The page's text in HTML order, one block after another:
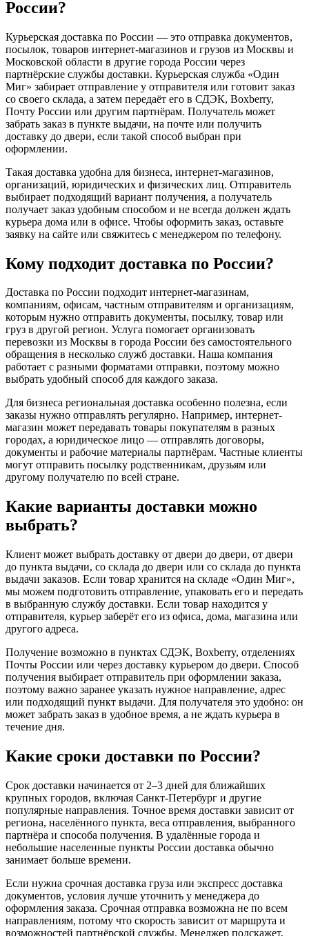
России?
Курьерская доставка по России — это отправка документов,
посылок, товаров интернет-магазинов и грузов из Москвы и
Московской области в другие города России через
партнёрские службы доставки. Курьерская служба «Один
Миг» забирает отправление у отправителя или готовит заказ
со своего склада, а затем передаёт его в СДЭК, Boxberry,
Почту России или другим партнёрам. Получатель может
забрать заказ в пункте выдачи, на почте или получить
доставку до двери, если такой способ выбран при
оформлении.
Такая доставка удобна для бизнеса, интернет-магазинов,
организаций, юридических и физических лиц. Отправитель
выбирает подходящий вариант получения, а получатель
получает заказ удобным способом и не всегда должен ждать
курьера дома или в офисе. Чтобы оформить заказ, оставьте
заявку на сайте или свяжитесь с менеджером по телефону.
Кому подходит доставка по России?
Доставка по России подходит интернет-магазинам,
компаниям, офисам, частным отправителям и организациям,
которым нужно отправить документы, посылку, товар или
груз в другой регион. Услуга помогает организовать
перевозки из Москвы в города России без самостоятельного
обращения в несколько служб доставки. Наша компания
работает с разными форматами отправки, поэтому можно
выбрать удобный способ для каждого заказа.
Для бизнеса региональная доставка особенно полезна, если
заказы нужно отправлять регулярно. Например, интернет-
магазин может передавать товары покупателям в разных
городах, а юридическое лицо — отправлять договоры,
документы и рабочие материалы партнёрам. Частные клиенты
могут отправить посылку родственникам, друзьям или
другому получателю по всей стране.
Какие варианты доставки можно
выбрать?
Клиент может выбрать доставку от двери до двери, от двери
до пункта выдачи, со склада до двери или со склада до пункта
выдачи заказов. Если товар хранится на складе «Один Миг»,
мы можем подготовить отправление, упаковать его и передать
в выбранную службу доставки. Если товар находится у
отправителя, курьер заберёт его из офиса, дома, магазина или
другого адреса.
Получение возможно в пунктах СДЭК, Boxberry, отделениях
Почты России или через доставку курьером до двери. Способ
получения выбирает отправитель при оформлении заказа,
поэтому важно заранее указать нужное направление, адрес
или подходящий пункт выдачи. Для получателя это удобно: он
может забрать заказ в удобное время, а не ждать курьера в
течение дня.
Какие сроки доставки по России?
Срок доставки начинается от 2–3 дней для ближайших
крупных городов, включая Санкт-Петербург и другие
популярные направления. Точное время доставки зависит от
региона, населённого пункта, веса отправления, выбранного
партнёра и способа получения. В удалённые города и
небольшие населенные пункты России доставка обычно
занимает больше времени.
Если нужна срочная доставка груза или экспресс доставка
документов, условия лучше уточнить у менеджера до
оформления заказа. Срочная отправка возможна не по всем
направлениям, потому что скорость зависит от маршрута и
возможностей партнёрской службы. Менеджер подскажет,